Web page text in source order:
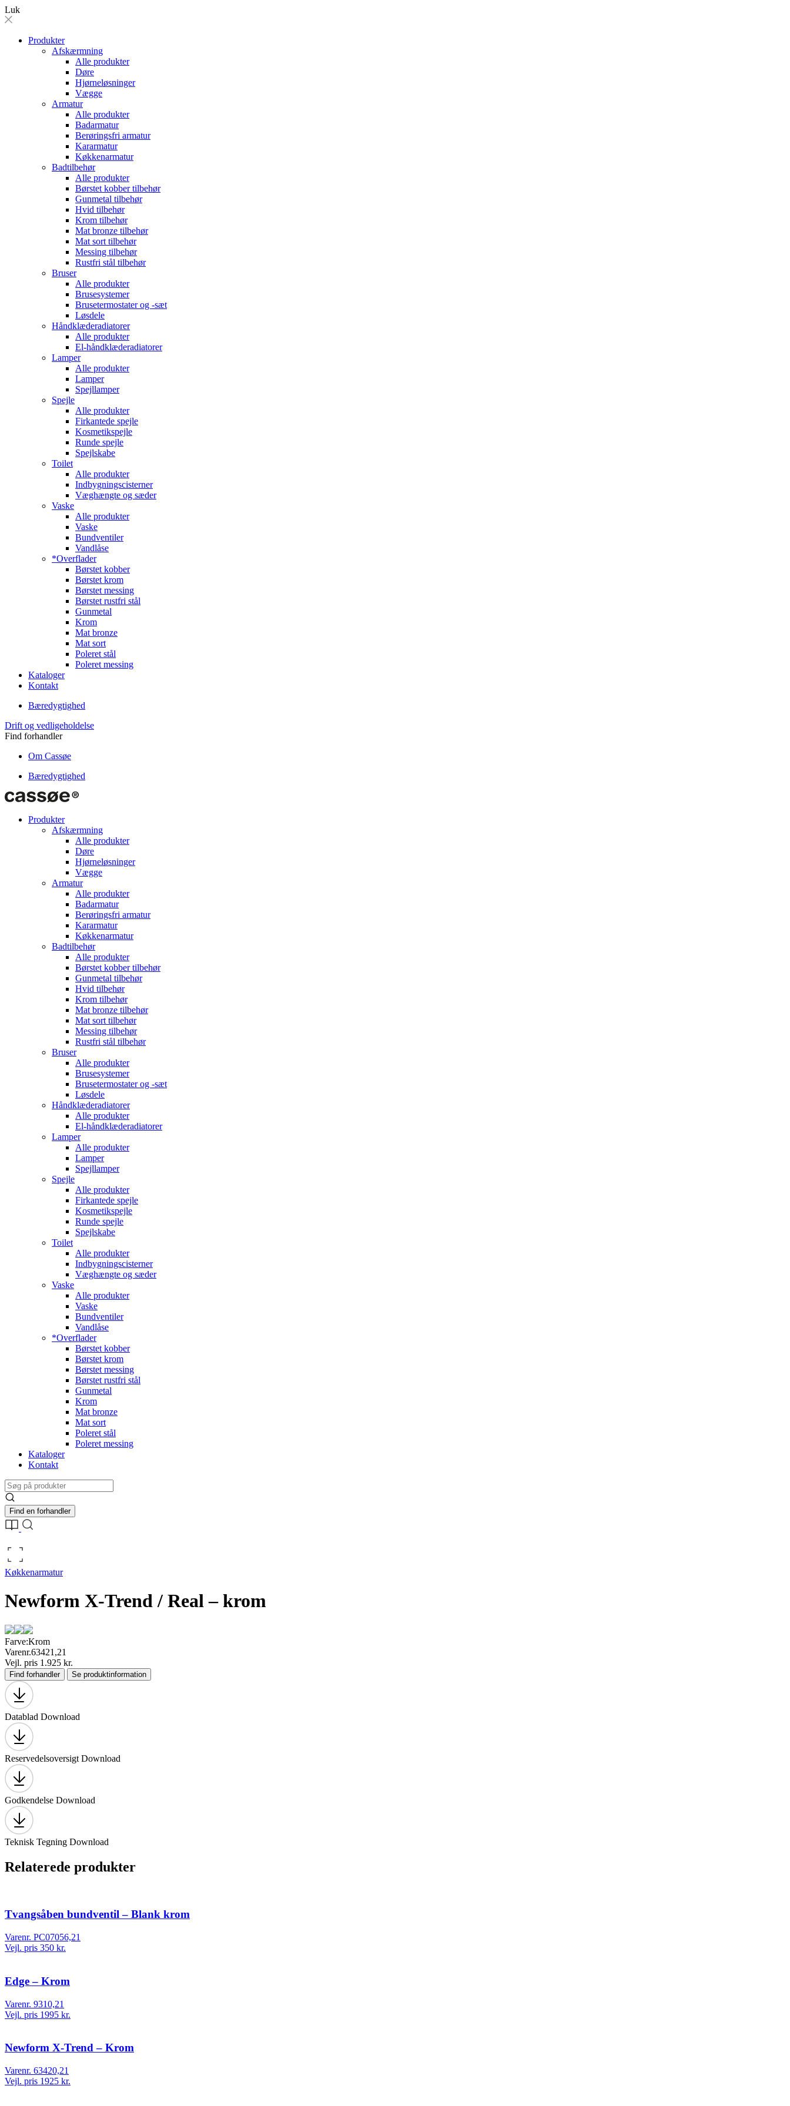
Luk
Produkter
Afskærmning
Alle produkter
Døre
Hjørneløsninger
Vægge
Armatur
Alle produkter
Badarmatur
Berøringsfri armatur
Kararmatur
Køkkenarmatur
Badtilbehør
Alle produkter
Børstet kobber tilbehør
Gunmetal tilbehør
Hvid tilbehør
Krom tilbehør
Mat bronze tilbehør
Mat sort tilbehør
Messing tilbehør
Rustfri stål tilbehør
Bruser
Alle produkter
Brusesystemer
Brusetermostater og -sæt
Løsdele
Håndklæde­radiatorer
Alle produkter
El-håndklæde­radiatorer
Lamper
Alle produkter
Lamper
Spejllamper
Spejle
Alle produkter
Firkantede spejle
Kosmetikspejle
Runde spejle
Spejlskabe
Toilet
Alle produkter
Indbygnings­cisterner
Væghængte og sæder
Vaske
Alle produkter
Vaske
Bundventiler
Vandlåse
*Overflader
Børstet kobber
Børstet krom
Børstet messing
Børstet rustfri stål
Gunmetal
Krom
Mat bronze
Mat sort
Poleret stål
Poleret messing
Kataloger
Kontakt
Bæredygtighed
Drift og vedligeholdelse
Find forhandler
Om Cassøe
Bæredygtighed
Produkter
Afskærmning
Alle produkter
Døre
Hjørneløsninger
Vægge
Armatur
Alle produkter
Badarmatur
Berøringsfri armatur
Kararmatur
Køkkenarmatur
Badtilbehør
Alle produkter
Børstet kobber tilbehør
Gunmetal tilbehør
Hvid tilbehør
Krom tilbehør
Mat bronze tilbehør
Mat sort tilbehør
Messing tilbehør
Rustfri stål tilbehør
Bruser
Alle produkter
Brusesystemer
Brusetermostater og -sæt
Løsdele
Håndklæde­radiatorer
Alle produkter
El-håndklæde­radiatorer
Lamper
Alle produkter
Lamper
Spejllamper
Spejle
Alle produkter
Firkantede spejle
Kosmetikspejle
Runde spejle
Spejlskabe
Toilet
Alle produkter
Indbygnings­cisterner
Væghængte og sæder
Vaske
Alle produkter
Vaske
Bundventiler
Vandlåse
*Overflader
Børstet kobber
Børstet krom
Børstet messing
Børstet rustfri stål
Gunmetal
Krom
Mat bronze
Mat sort
Poleret stål
Poleret messing
Kataloger
Kontakt
Find en forhandler
Køkkenarmatur
Newform X-Trend / Real – krom
Farve:Krom
Varenr.63421,21
Vejl. pris 1.925 kr.
Find forhandler Se produktinformation
Datablad Download
Reservedelsoversigt Download
Godkendelse Download
Teknisk Tegning Download
Relaterede produkter
Tvangsåben bundventil – Blank krom
Varenr. PC07056,21
Vejl. pris 350 kr.
Edge – Krom
Varenr. 9310,21
Vejl. pris 1995 kr.
Newform X-Trend – Krom
Varenr. 63420,21
Vejl. pris 1925 kr.